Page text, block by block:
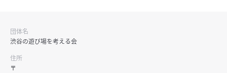
団体名
渋谷の遊び場を考える会
住所
〒